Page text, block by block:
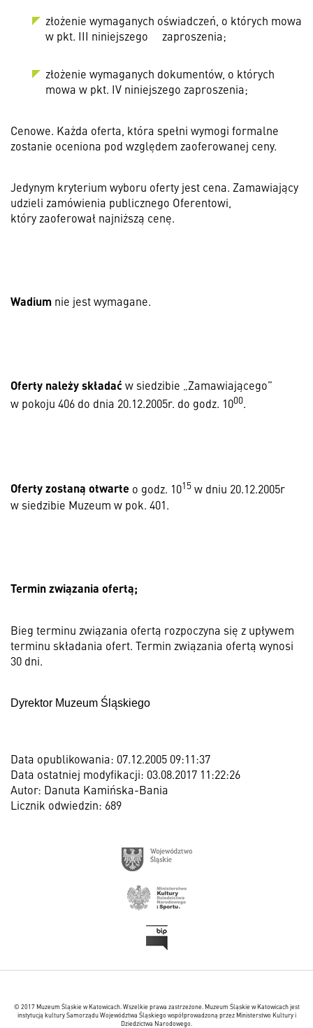
złożenie wymaganych oświadczeń, o których mowa
w pkt. III niniejszego
zaproszenia;
złożenie wymaganych dokumentów, o których
mowa w pkt. IV niniejszego zaproszenia;
Cenowe. Każda oferta, która spełni wymogi formalne
zostanie oceniona pod względem zaoferowanej ceny.
Jedynym kryterium wyboru oferty jest cena. Zamawiający
udzieli zamówienia publicznego Oferentowi,
który zaoferował najniższą cenę.
Wadium nie jest wymagane.
Oferty należy składaćw siedzibie „Zamawiającego”
w pokoju 406 do dnia 20.12.2005r. do godz. 1000.
Oferty zostaną otwarte o godz. 1015 w dniu 20.12.2005r
w siedzibie Muzeum w pok. 401.
Termin związania ofertą;
Bieg terminu związania ofertą rozpoczyna się z upływem
terminu składania ofert. Termin związania ofertą wynosi
30 dni.
Dyrektor Muzeum Śląskiego
Data opublikowania: 07.12.2005 09:11:37
Data ostatniej modyfikacji: 03.08.2017 11:22:26
Autor: Danuta Kamińska-Bania
Licznik odwiedzin: 689
© 2017 Muzeum Śląskie w Katowicach. Wszelkie prawa zastrzeżone. Muzeum Śląskie w Katowicach jest
instytucją kultury Samorządu Województwa Śląskiego współprowadzoną przez Ministerstwo Kultury i
Dziedzictwa Narodowego.